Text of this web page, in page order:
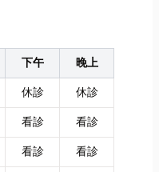
下午
晚上
休診
休診
看診
看診
看診
看診